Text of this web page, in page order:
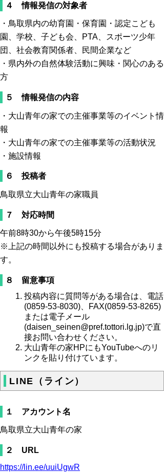
４ 情報発信の対象者
・鳥取県内の幼育園・保育園・認定こども
園、学校、子ども会、PTA、スポーツ少年
団、社会教育関係者、民間企業など
・県内外の自然体験活動に興味・関心のある
方
５ 情報発信の内容
・大山青年の家での主催事業等のイベント情
報
・大山青年の家での主催事業等の活動状況
・施設情報
６ 投稿者
鳥取県立大山青年の家職員
７ 対応時間
午前8時30から午後5時15分
※上記の時間以外にも投稿する場合がありま
す。
８ 留意事項
投稿内容に質問等がある場合は、電話
(0859-53-8030)、FAX(0859-53-8265)
または電子メール
(daisen_seinen@pref.tottori.lg.jp)で直
接お問い合わせください。
大山青年の家HPにもYouTubeへのリ
ンクを貼り付けています。
LINE（ライン）
１ アカウント名
鳥取県立大山青年の家
２ URL
https://lin.ee/uuiUgwR